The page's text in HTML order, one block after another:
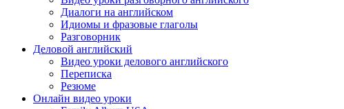
Диалоги на английском
Идиомы и фразовые глаголы
Разговорник
Деловой английский
Видео уроки делового английского
Переписка
Резюме
Онлайн видео уроки